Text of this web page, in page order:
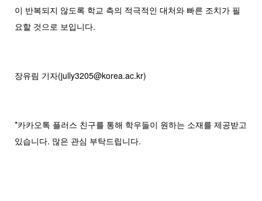
이 반복되지 않도록 학교 측의 적극적인 대처와 빠른 조치가 필
요할 것으로 보입니다.
장유림 기자(jully3205@korea.ac.kr)
*카카오톡 플러스 친구를 통해 학우들이 원하는 소재를 제공받고
있습니다. 많은 관심 부탁드립니다.